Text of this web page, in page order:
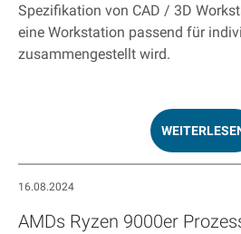
Spezifikation von CAD / 3D
eine Workstation passend für
zusammengestellt wird.
16.08.2024
AMDs Ryzen 9000er